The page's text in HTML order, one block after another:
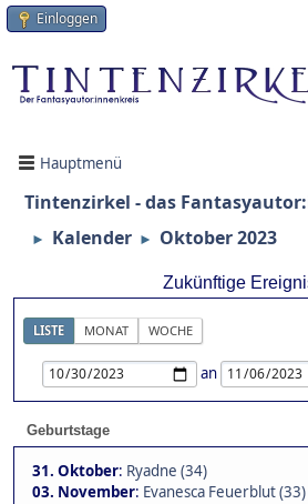
Einloggen
Hauptmenü
Tintenzirkel - das
► Kalender ► Oktober 2023
Zukünftige
LISTE MONAT WOCHE
an
Geburtstage
31. Oktober: Ryadne (34)
03. November: Evanesca Feuerblut (33)